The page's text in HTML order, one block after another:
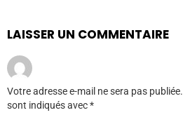
LAISSER UN COMMENTAIRE
Votre adresse e-mail ne sera pas publiée.
sont indiqués avec*